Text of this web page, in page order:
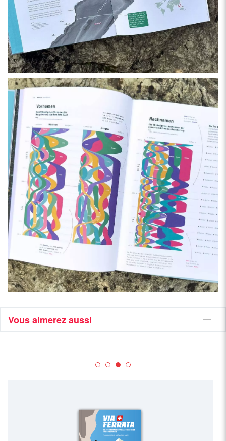
Vous aimerez aussi